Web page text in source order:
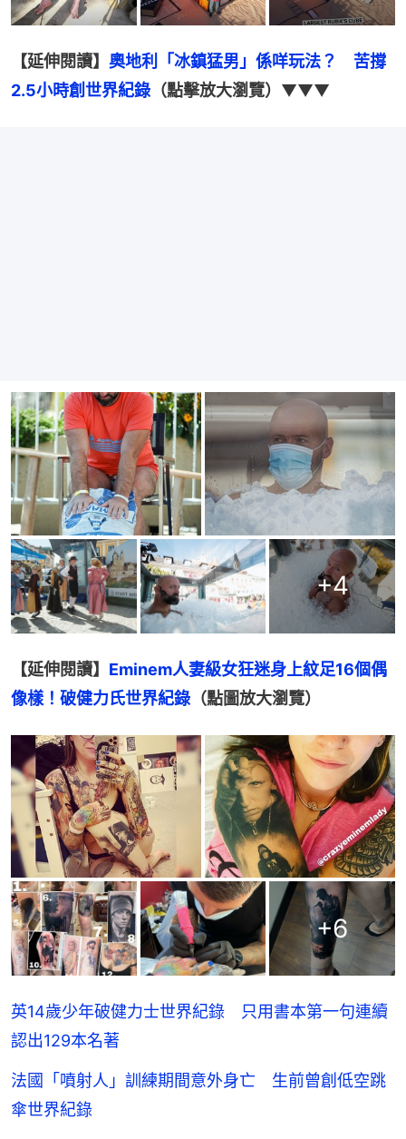
【延伸閱讀】 奧地利「冰鎮猛男」係咩玩法？　苦撐
2.5小時創世界紀錄 （點擊放大瀏覽） ▼▼▼
+4
【延伸閱讀】 Eminem人妻級女狂迷身上紋足16個偶
像樣！破健力氏世界紀錄 （點圖放大瀏覽）
+6
英14歲少年破健力士世界紀錄 只用書本第一句連續
認出129本名著
法國「噴射人」訓練期間意外身亡 生前曾創低空跳
傘世界紀錄